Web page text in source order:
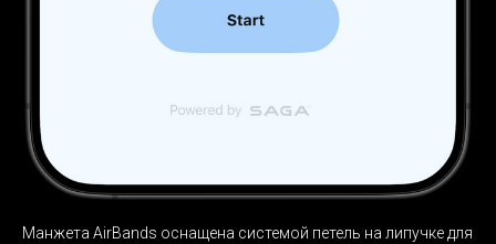
Манжета AirBands оснащена системой петель на липучке для